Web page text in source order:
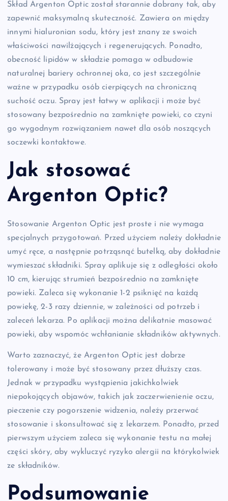
Skład Argenton Optic został starannie dobrany tak, aby
zapewnić maksymalną skuteczność. Zawiera on między
innymi hialuronian sodu, który jest znany ze swoich
właściwości nawilżających i regenerujących. Ponadto,
obecność lipidów w składzie pomaga w odbudowie
naturalnej bariery ochronnej oka, co jest szczególnie
ważne w przypadku osób cierpiących na chroniczną
suchość oczu. Spray jest łatwy w aplikacji i może być
stosowany bezpośrednio na zamknięte powieki, co czyni
go wygodnym rozwiązaniem nawet dla osób noszących
soczewki kontaktowe.
Jak stosować
Argenton Optic?
Stosowanie Argenton Optic jest proste i nie wymaga
specjalnych przygotowań. Przed użyciem należy dokładnie
umyć ręce, a następnie potrząsnąć butelką, aby dokładnie
wymieszać składniki. Spray aplikuje się z odległości około
10 cm, kierując strumień bezpośrednio na zamknięte
powieki. Zaleca się wykonanie 1-2 psiknięć na każdą
powiekę, 2-3 razy dziennie, w zależności od potrzeb i
zaleceń lekarza. Po aplikacji można delikatnie masować
powieki, aby wspomóc wchłanianie składników aktywnych.
Warto zaznaczyć, że Argenton Optic jest dobrze
tolerowany i może być stosowany przez dłuższy czas.
Jednak w przypadku wystąpienia jakichkolwiek
niepokojących objawów, takich jak zaczerwienienie oczu,
pieczenie czy pogorszenie widzenia, należy przerwać
stosowanie i skonsultować się z lekarzem. Ponadto, przed
pierwszym użyciem zaleca się wykonanie testu na małej
części skóry, aby wykluczyć ryzyko alergii na którykolwiek
ze składników.
Podsumowanie